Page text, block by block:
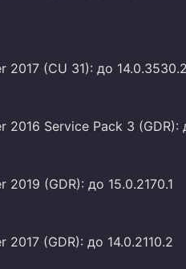
2017 (CU 31): до 14.0.3530.2
2016 Service Pack 3 (GDR):
2019 (GDR): до 15.0.2170.1
2017 (GDR): до 14.0.2110.2